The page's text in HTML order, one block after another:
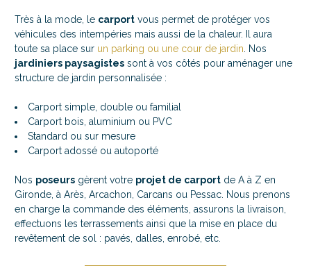
Très à la mode, le carport vous permet de protéger vos
véhicules des intempéries mais aussi de la chaleur. Il aura
toute sa place sur un parking ou une cour de jardin. Nos
jardiniers paysagistes sont à vos côtés pour aménager une
structure de jardin personnalisée :
Carport simple, double ou familial
Carport bois, aluminium ou PVC
Standard ou sur mesure
Carport adossé ou autoporté
Nos poseurs gèrent votre projet de carport de A à Z en
Gironde, à Arès, Arcachon, Carcans ou Pessac. Nous prenons
en charge la commande des éléments, assurons la livraison,
effectuons les terrassements ainsi que la mise en place du
revêtement de sol : pavés, dalles, enrobé, etc.